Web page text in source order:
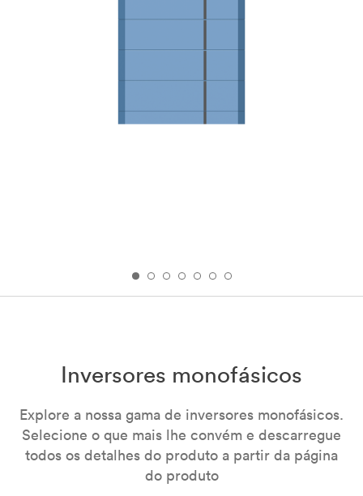
Inversores monofásicos
Explore a nossa gama de inversores monofásicos.
Selecione o que mais lhe convém e descarregue
todos os detalhes do produto a partir da página
do produto